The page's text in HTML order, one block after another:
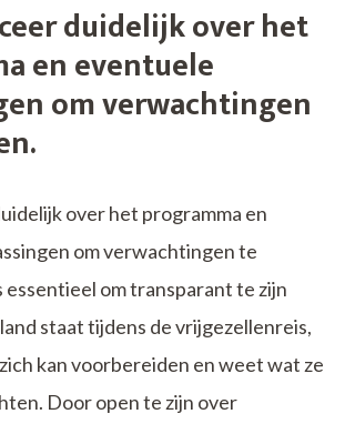
duidelijk over het
en eventuele
om verwachtingen
over het programma en
om verwachtingen te
essentieel om transparant te zijn
staat tijdens de vrijgezellenreis,
kan voorbereiden en weet wat ze
Door open te zijn over